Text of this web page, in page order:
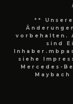
**
vorbehalten.
sind
siehe
Mercedes-